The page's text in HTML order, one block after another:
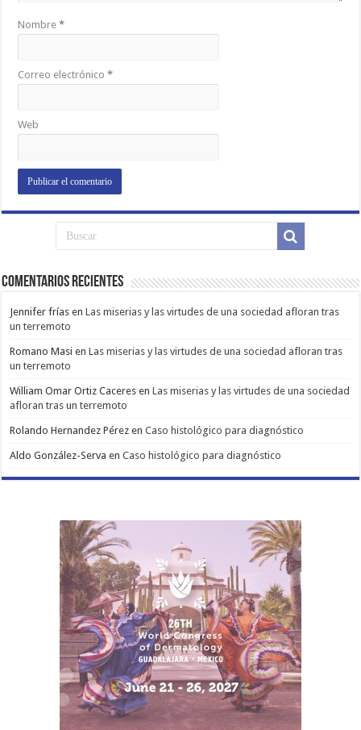
Nombre*
Correo electrónico*
Web
Comentarios Recientes
Jennifer frías enLas miserias y las virtudes de una sociedad afloran tras
un terremoto
Romano Masi enLas miserias y las virtudes de una sociedad afloran tras
un terremoto
William Omar Ortiz Caceres enLas miserias y las virtudes de una sociedad
afloran tras un terremoto
Rolando Hernandez Pérez enCaso histológico para diagnóstico
Aldo González-Serva enCaso histológico para diagnóstico